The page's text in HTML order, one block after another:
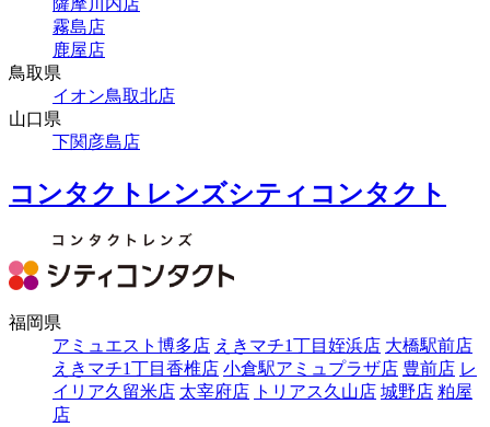
薩摩川内店
霧島店
鹿屋店
鳥取県
イオン鳥取北店
山口県
下関彦島店
コンタクトレンズシティコンタクト
福岡県
アミュエスト博多店 えきマチ1丁目姪浜店 大橋駅前店
えきマチ1丁目香椎店 小倉駅アミュプラザ店 豊前店 レ
イリア久留米店 太宰府店 トリアス久山店 城野店 粕屋
店